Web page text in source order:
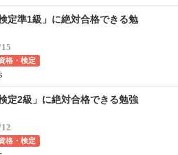
定準1級」に絶対合格できる勉
格・検定
定2級」に絶対合格できる勉強
格・検定